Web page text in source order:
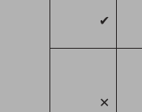
✔
✕